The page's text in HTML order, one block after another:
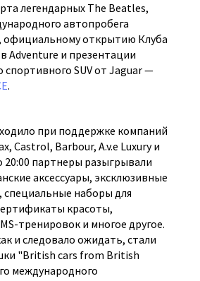
легендарных The Beatles,
автопробега
официальному открытию Клуба
Adventure и презентации
SUV от Jaguar —
.
при поддержке компаний
Castrol, Barbour, A.v.e Luxury и
20:00 партнеры разыгрывали
аксессуары, эксклюзивные
специальные наборы для
красоты,
тренировок и многое другое.
и следовало ожидать, стали
"British cars from British
международного